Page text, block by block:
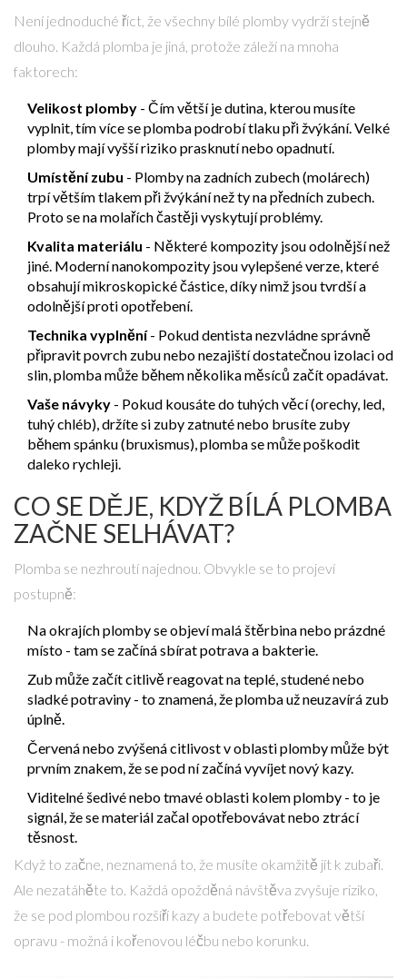
Není jednoduché říct, že všechny bílé plomby vydrží stejně
dlouho. Každá plomba je jiná, protože záleží na mnoha
faktorech:
Velikost plomby - Čím větší je dutina, kterou musíte
vyplnit, tím více se plomba podrobí tlaku při žvýkání. Velké
plomby mají vyšší riziko prasknutí nebo opadnutí.
Umístění zubu - Plomby na zadních zubech (molárech)
trpí větším tlakem při žvýkání než ty na předních zubech.
Proto se na molařích častěji vyskytují problémy.
Kvalita materiálu - Některé kompozity jsou odolnější než
jiné. Modernínanokompozity jsouvylepšené verze, které
obsahují mikroskopické částice, díky nimž jsou tvrdší a
odolnější proti opotřebení.
Technika vyplnění- Pokud dentista nezvládne správně
připravit povrch zubu nebo nezajiští dostatečnou izolaci od
slin, plomba může během několika měsíců začít opadávat.
Vaše návyky - Pokud kousáte do tuhých věcí (orechy, led,
tuhý chléb), držíte si zuby zatnuté nebo brusíte zuby
během spánku (bruxismus), plomba se může poškodit
daleko rychleji.
CO SE DĚJE, KDYŽ BÍLÁ PLOMBA
ZAČNE SELHÁVAT?
Plomba se nezhroutí najednou. Obvykle se to projeví
postupně:
Na okrajích plomby se objeví malá štěrbina nebo prázdné
místo - tam se začíná sbírat potrava a bakterie.
Zub může začít citlivě reagovat na teplé, studené nebo
sladké potraviny - to znamená, že plomba už neuzavírá zub
úplně.
Červená nebo zvýšená citlivost v oblasti plomby může být
prvním znakem, že se pod ní začíná vyvíjet nový kazy.
Viditelné šedivé nebo tmavé oblasti kolem plomby - to je
signál, že se materiál začal opotřebovávat nebo ztrácí
těsnost.
Když to začne, neznamená to, že musíte okamžitě jít k zubaři.
Ale nezatáhěte to. Každá opožděná návštěva zvyšuje riziko,
že se pod plombou rozšíří kazy a budete potřebovat větší
opravu - možná i kořenovou léčbu nebo korunku.